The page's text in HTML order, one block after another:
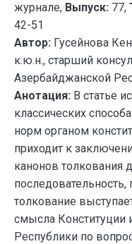
журнале, Выпуск: 77,
42-51
Автор: Гусейнова
к.ю.н., старший
Азербайджанской
Анотация: В статье
классических
норм органом
приходит к
канонов толкования
толкование
смысла Конституции
Республики по